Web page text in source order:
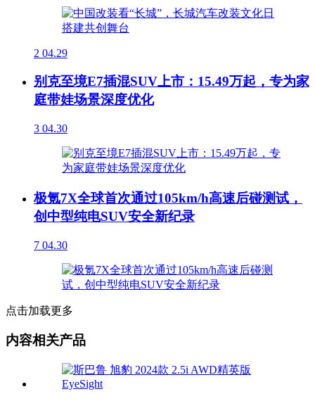
2 04.29
别克至境E7插混SUV上市：15.49万起，专为家
庭带娃场景深度优化
3 04.30
极氪7X全球首次通过105km/h高速后碰测试，
创中型纯电SUV安全新纪录
7 04.30
点击加载更多
内容相关产品